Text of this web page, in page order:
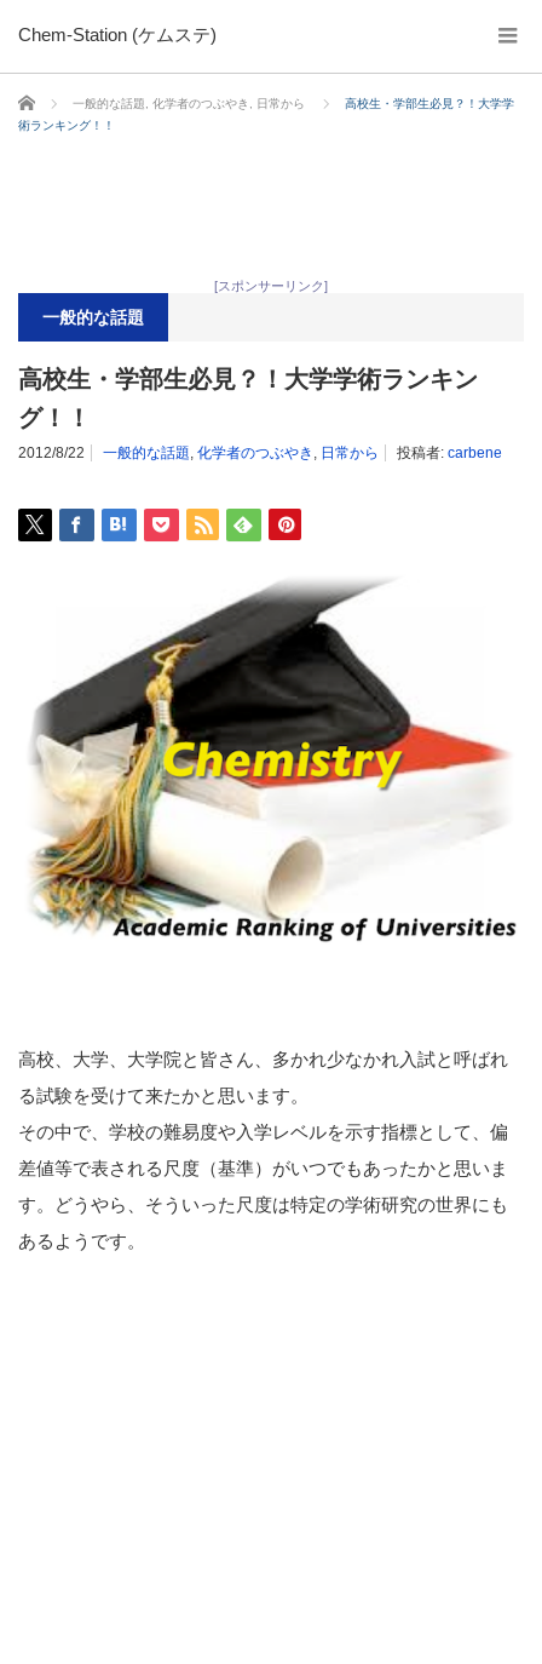
Chem-Station (ケムステ)
ホーム 一般的な話題 化学者のつぶやき 日常から
高校生・学部生必見？！大学学
術ランキング！！
[スポンサーリンク]
一般的な話題
高校生・学部生必見？！大学学術ランキン
グ！！
2012/8/22 一般的な話題, 化学者のつぶやき , 日常から 投稿者: carbene
高校、大学、大学院と皆さん、多かれ少なかれ入試と呼ばれ
る試験を受けて来たかと思います。
その中で、学校の難易度や入学レベルを示す指標として、偏
差値等で表される尺度（基準）がいつでもあったかと思いま
す。どうやら、そういった尺度は特定の学術研究の世界にも
あるようです。